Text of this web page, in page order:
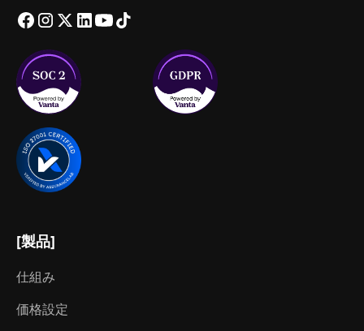
[製品]
仕組み
価格設定